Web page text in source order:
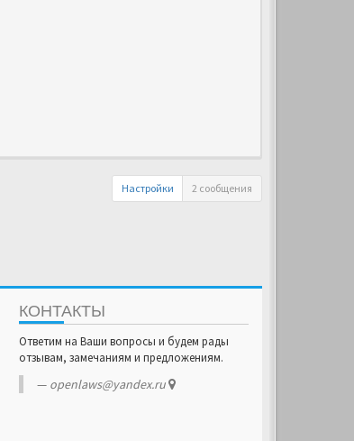
Настройки 2 сообщения
КОНТАКТЫ
Ответим на Ваши вопросы и будем рады
отзывам, замечаниям и предложениям.
openlaws@yandex.ru